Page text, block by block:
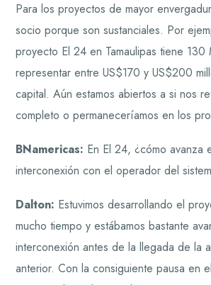
Para los proyectos de mayor
socio porque son sustanciales. Por
proyecto El 24 en Tamaulipas tiene
representar entre US$170 y US$200
capital. Aún estamos abiertos a si nos
completo o permaneceríamos en los
BNamericas: En El 24, ¿cómo avanza
interconexión con el operador del
Dalton: Estuvimos desarrollando el
mucho tiempo y estábamos bastante
interconexión antes de la llegada de la
anterior. Con la consiguiente pausa en